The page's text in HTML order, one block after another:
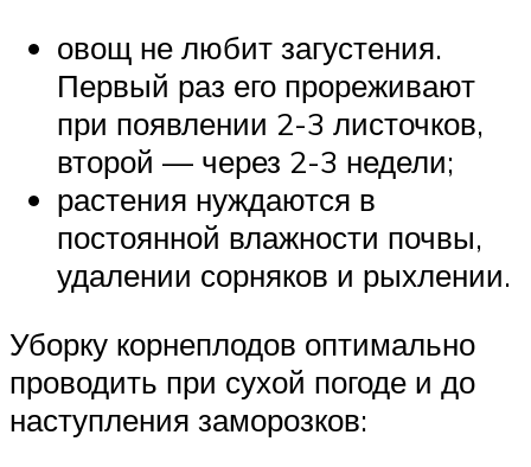
овощ не любит загустения.
Первый раз его прореживают
при появлении 2-3 листочков,
второй — через 2-3 недели;
растения нуждаются в
постоянной влажности почвы,
удалении сорняков и рыхлении.
Уборку корнеплодов оптимально
проводить при сухой погоде и до
наступления заморозков: